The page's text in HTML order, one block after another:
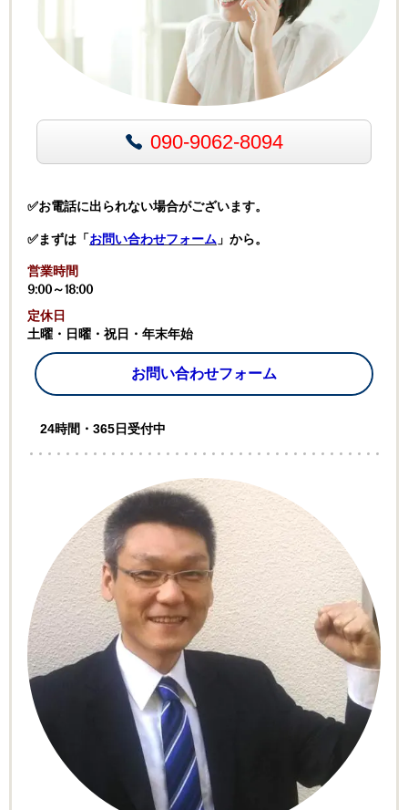
090-9062-8094
✅お電話に出られない場合がございます。
✅まずは「お問い合わせフォーム 」から。
営業時間
9:00～18:00
定休日
土曜・日曜・祝日・年末年始
お問い合わせフォーム
24時間・365日受付中